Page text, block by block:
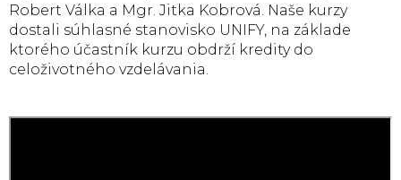
Robert Válka a Mgr. Jitka Kobrová. Naše kurzy
dostali súhlasné stanovisko UNIFY, na základe
ktorého účastník kurzu obdrží kredity do
celoživotného vzdelávania.